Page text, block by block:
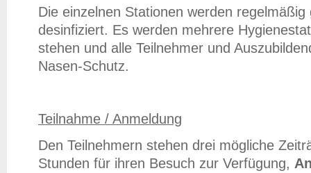
Die einzelnen Stationen werden regelmäßig
desinfiziert. Es werden mehrere
stehen und alle Teilnehmer und
Nasen-Schutz.
Teilnahme / Anmeldung
Den Teilnehmern stehen drei mögliche
Stunden für ihren Besuch zur Verfügung,